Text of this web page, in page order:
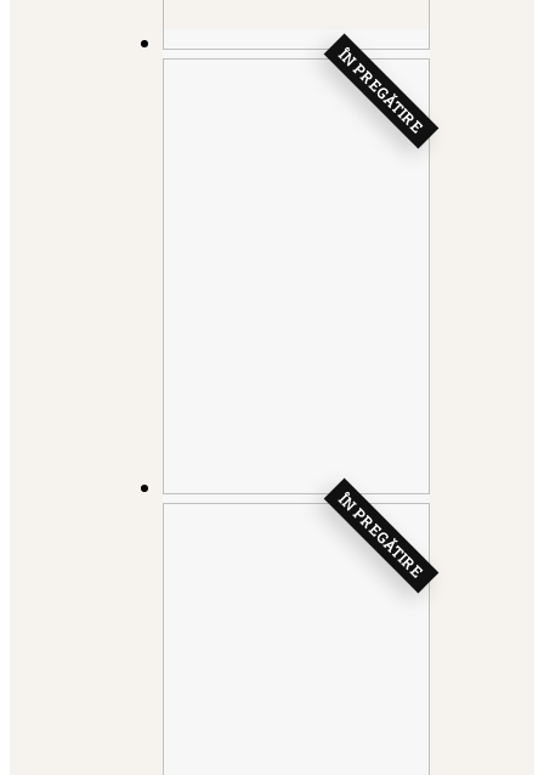
ÎN PREGĂTIRE
ÎN PREGĂTIRE